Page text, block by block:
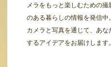
メラをもっと楽しむための
のある暮らしの情報を発信中。
カメラと写真を通じて、あな
するアイデアをお届けします。